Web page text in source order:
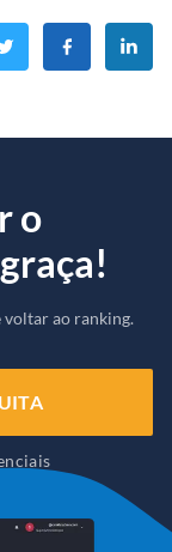
o
voltar ao ranking.